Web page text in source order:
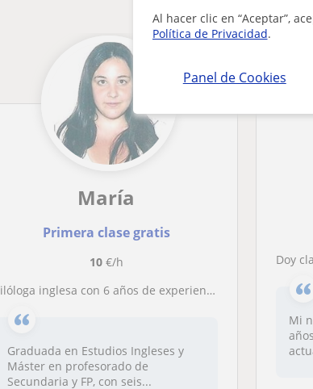
Al hacer clic en “Aceptar”,
Política de Privacidad.
Panel de Cookies
María
Primera clase gratis
10€/h
Filóloga inglesa con 6 años de experiencia en el sector docente ofrece clases particulares de inglés para cualquier nivel
Graduada en Estudios Ingleses y
Máster en profesorado de
Secundaria y FP, con seis...
Doy
Mi